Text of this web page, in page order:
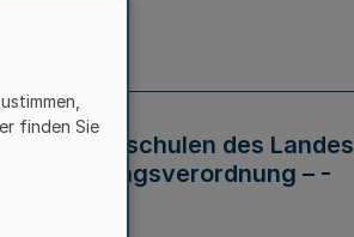
der Hochschulen des Landes
– -
finden Sie